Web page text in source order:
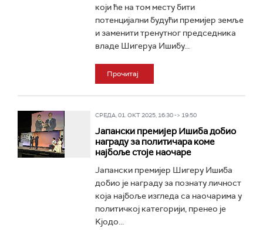
који ће на том месту бити
потенцијални будући премијер земље
и заменити тренутног председника
владе Шигеруа Ишибу...
Прочитај
СРЕДА, 01. ОКТ 2025, 16:30 -> 19:50
Јапански премијер Ишиба добио
награду за политичара коме
најбоље стоје наочаре
Јапански премијер Шигеру Ишиба
добио је награду за познату личност
која најбоље изгледа са наочарима у
политичкој категорији, пренео је
Kјодо...